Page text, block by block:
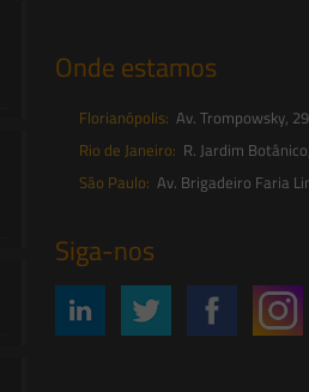
Onde estamos
Florianópolis: Av. Trompowsky,
Rio de Janeiro: R. Jardim
São Paulo: Av. Brigadeiro Faria
Siga-nos